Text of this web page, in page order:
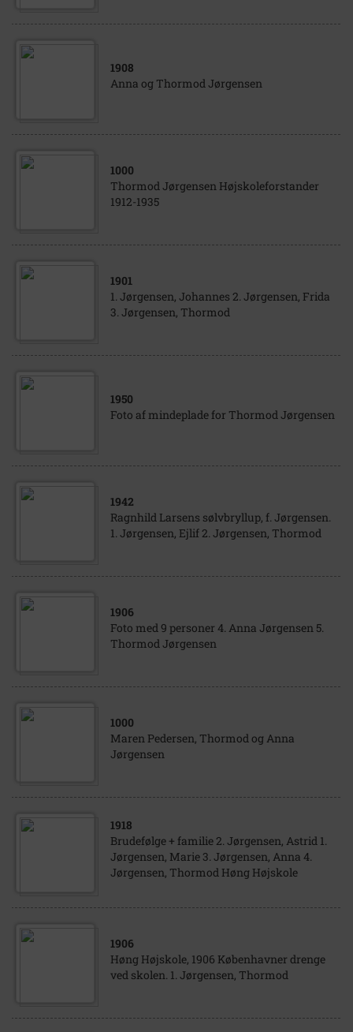
1908
Anna og Thormod Jørgensen
1000
Thormod Jørgensen Højskoleforstander
1912-1935
1901
1. Jørgensen, Johannes 2. Jørgensen, Frida
3. Jørgensen, Thormod
1950
Foto af mindeplade for Thormod Jørgensen
1942
Ragnhild Larsens sølvbryllup, f. Jørgensen.
1. Jørgensen, Ejlif 2. Jørgensen, Thormod
1906
Foto med 9 personer 4. Anna Jørgensen 5.
Thormod Jørgensen
1000
Maren Pedersen, Thormod og Anna
Jørgensen
1918
Brudefølge + familie 2. Jørgensen, Astrid 1.
Jørgensen, Marie 3. Jørgensen, Anna 4.
Jørgensen, Thormod Høng Højskole
1906
Høng Højskole, 1906 Københavner drenge
ved skolen. 1. Jørgensen, Thormod